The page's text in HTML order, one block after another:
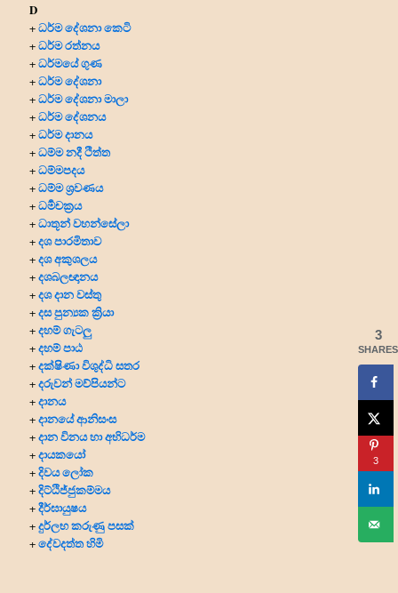
D
+ධර්ම දේශනා කෙටි
+ධර්ම රත්නය
+ධර්මයේ ගුණ
+ධර්ම දේශනා
+ධර්ම දේශනා මාලා
+ධර්ම දේශනය
+ධර්ම දානය
+ධම්ම නදී ථිත්ත
+ධම්මපදය
+ධම්ම ශ්‍රවණය
+ධර්‍මචක්‍රය
+ධාතූන් වහන්සේලා
+දශ පාරමිතාව
+දශ අකුශලය
+දශබලඥානය
+දශ දාන වස්තු
+දස පුන්‍යක ක්‍රියා
+දහම් ගැටලු
+දහම් පාඨ
+දක්ෂිණා විශුද්ධි සතර
+දරුවන් මව්පියන්ට
+දානය
+දානයේ ආනිසංස
+දාන විනය හා අභිධර්ම
+දායකයෝ
+දිවය ලෝක
+දිට්ඨිජ්ජුකම්මය
+දීර්ඝායුෂය
+දුර්ලභ කරුණු පසක්
+දේවදත්ත හිමි
3
SHARES
3